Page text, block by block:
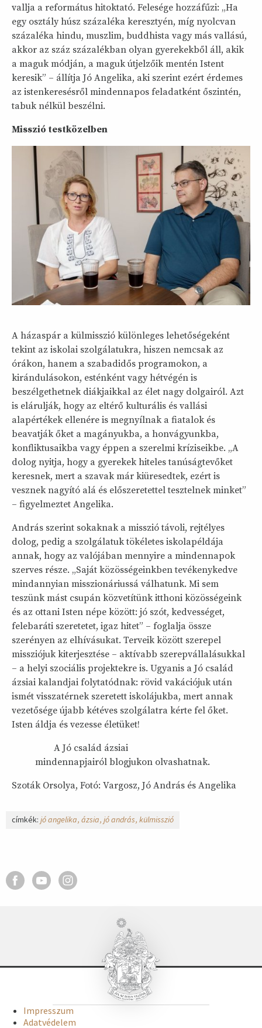
vallja a református hitoktató. Felesége hozzáfűzi: „Ha
egy osztály húsz százaléka keresztyén, míg nyolcvan
százaléka hindu, muszlim, buddhista vagy más vallású,
akkor az száz százalékban olyan gyerekekből áll, akik
a maguk módján, a maguk útjelzőik mentén Istent
keresik” – állítja Jó Angelika, aki szerint ezért érdemes
az istenkeresésről mindennapos feladatként őszintén,
tabuk nélkül beszélni.
Misszió testközelben
A házaspár a külmisszió különleges lehetőségeként
tekint az iskolai szolgálatukra, hiszen nemcsak az
órákon, hanem a szabadidős programokon, a
kirándulásokon, esténként vagy hétvégén is
beszélgethetnek diákjaikkal az élet nagy dolgairól. Azt
is elárulják, hogy az eltérő kulturális és vallási
alapértékek ellenére is megnyílnak a fiatalok és
beavatják őket a magányukba, a honvágyunkba,
konfliktusaikba vagy éppen a szerelmi kríziseikbe. „A
dolog nyitja, hogy a gyerekek hiteles tanúságtevőket
keresnek, mert a szavak már kiüresedtek, ezért is
vesznek nagyító alá és előszeretettel tesztelnek minket”
– figyelmeztet Angelika.
András szerint sokaknak a misszió távoli, rejtélyes
dolog, pedig a szolgálatuk tökéletes iskolapéldája
annak, hogy az valójában mennyire a mindennapok
szerves része. „Saját közösségeinkben tevékenykedve
mindannyian misszionáriussá válhatunk. Mi sem
teszünk mást csupán közvetítünk itthoni közösségeink
és az ottani Isten népe között: jó szót, kedvességet,
felebaráti szeretetet, igaz hitet” – foglalja össze
szerényen az elhívásukat. Terveik között szerepel
missziójuk kiterjesztése – aktívabb szerepvállalásukkal
– a helyi szociális projektekre is. Ugyanis a Jó család
ázsiai kalandjai folytatódnak: rövid vakációjuk után
ismét visszatérnek szeretett iskolájukba, mert annak
vezetősége újabb kétéves szolgálatra kérte fel őket.
Isten áldja és vezesse életüket!
A Jó család ázsiai
mindennapjairól blogjukon olvashatnak.
Szoták Orsolya, Fotó: Vargosz, Jó András és Angelika
címkék: jó angelika ázsia jó andrás külmisszió
Impresszum
Adatvédelem